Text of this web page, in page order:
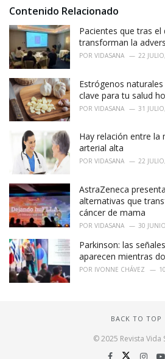
i
s
Contenido Relacionado
Pacientes que tras
transforman la
POR VIDASANA 22
Estrógenos
clave para tu salud
POR VIDASANA 31
Hay relación entre la
arterial alta
POR VIDASANA 22
AstraZeneca
alternativas que
cáncer de mama
POR VIDASANA 30
Parkinson: las
aparecen mientras
POR IVONNE CHÁVEZ
BACK TO TOP
© 2025 Revista Vida